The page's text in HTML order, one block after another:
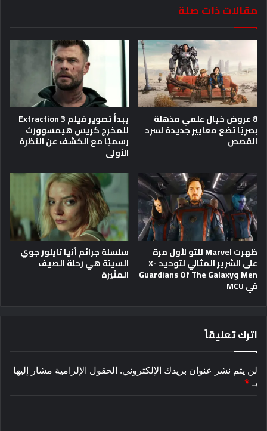
مقالات ذات صلة
8 عروض خيال علمي مذهلة
بصريًا تضع معايير جديدة لسرد
القصص
يبدأ تصوير فيلم Extraction 3
للمخرج كريس هيمسوورث
رسميًا مع الكشف عن النظرة
الأولى
ظهرت Marvel للتو لأول مرة
على الشرير المثالي لتوحيد X-
Men وGuardians Of The Galaxy
في MCU
سلسلة جرائم أنيا تايلور جوي
السيئة هي رحلة الصيف
المثيرة
اترك تعليقاً
لن يتم نشر عنوان بريدك الإلكتروني. الحقول الإلزامية مشار إليها
بـ*